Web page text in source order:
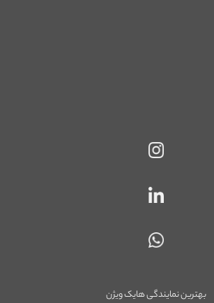
بهترین نمایندگی هایک ویژن